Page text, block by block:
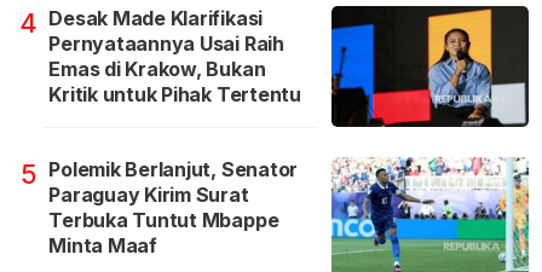
4 Desak Made Klarifikasi
Pernyataannya Usai Raih
Emas di Krakow, Bukan
Kritik untuk Pihak Tertentu
5 Polemik Berlanjut, Senator
Paraguay Kirim Surat
Terbuka Tuntut Mbappe
Minta Maaf